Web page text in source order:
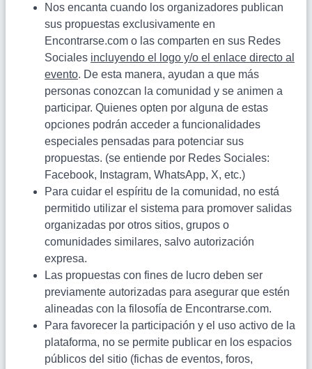
Nos encanta cuando los organizadores publican
sus propuestas exclusivamente en
Encontrarse.com o las comparten en sus Redes
Sociales incluyendo el logo y/o el enlace directo al
evento. De esta manera, ayudan a que más
personas conozcan la comunidad y se animen a
participar. Quienes opten por alguna de estas
opciones podrán acceder a funcionalidades
especiales pensadas para potenciar sus
propuestas. (se entiende por Redes Sociales:
Facebook, Instagram, WhatsApp, X, etc.)
Para cuidar el espíritu de la comunidad, no está
permitido utilizar el sistema para promover salidas
organizadas por otros sitios, grupos o
comunidades similares, salvo autorización
expresa.
Las propuestas con fines de lucro deben ser
previamente autorizadas para asegurar que estén
alineadas con la filosofía de Encontrarse.com.
Para favorecer la participación y el uso activo de la
plataforma, no se permite publicar en los espacios
públicos del sitio (fichas de eventos, foros,